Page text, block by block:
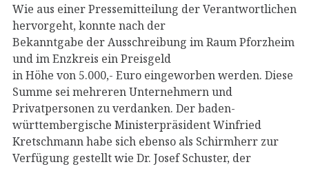
Wie aus einer Pressemitteilung der Verantwortlichen
hervorgeht, konnte nach der
Bekanntgabe der Ausschreibung im Raum Pforzheim
und im Enzkreis ein Preisgeld
in Höhe von 5.000,- Euro eingeworben werden. Diese
Summe sei mehreren Unternehmern und
Privatpersonen zu verdanken. Der baden-
württembergische Ministerpräsident Winfried
Kretschmann habe sich ebenso als Schirmherr zur
Verfügung gestellt wie Dr. Josef Schuster, der